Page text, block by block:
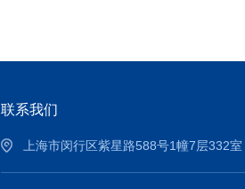
联系我们
上海市闵行区紫星路588号1幢7层332室